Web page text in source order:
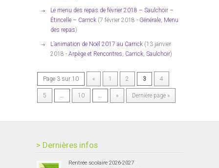
Le menu des repas de février 2018 – Saulchoir –
Étincelle – Carrick (7 février 2018 - Générale, Menu
des repas)
L’animation de Noël 2017 au Carrick (13 janvier
2018 - Arpège et Rencontres, Carrick, Saulchoir)
Page 3 sur 10 « 1 2 3 4
5 … 10 … » Dernière page »
> Dernières infos
Rentrée scolaire 2026-2027